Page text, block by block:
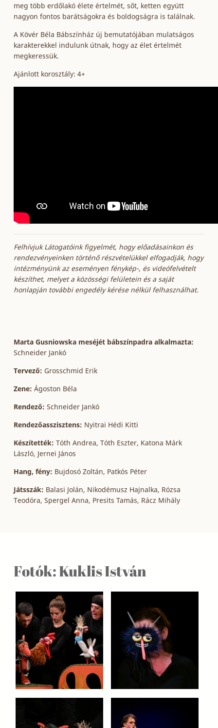
meg több erdőlakó élete értelmét, sőt, ketten együtt
nagyon fontos barátságokra és boldogságra is találnak.
A Kövér Béla Bábszínház új bemutatójában mulatságos
karakterekkel indulunk útnak, hogy az élet értelmét
megkeressük.
Ajánlott korosztály: 4+
Felhívjuk Látogatóink figyelmét, hogy előadásainkon és
rendezvényeinken történő részvételükkel elfogadják, hogy
intézményünk az eseményen fénykép-, és videófelvételt
készíthet, melyet a közösségi felületein és a saját
honlapján további engedély kérése nélkül felhasználhat.
Marta Gusniowska meséjét bábszínpadra alkalmazta:
Schneider Jankó
Tervező: Grosschmid Erik
Zene: Ágoston Béla
Rendező: Schneider Jankó
Rendezőasszisztens: Nyitrai Hédi Kitti
Készítették: Tóth Andrea, Tóth Eszter, Katona Márk
László, Jernei János
Hang, fény: Bujdosó Zoltán, Patkós Péter
Játsszák: Balasi Jolán, Nikodémusz Hajnalka, Rózsa
Teodóra, Spergel Anna, Presits Tamás, Rácz Mihály
Fotók: Kuklis István